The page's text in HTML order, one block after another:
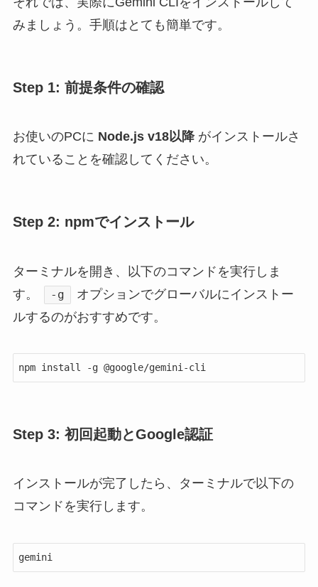
みましょう。手順はとても簡単です。
Step 1: 前提条件の確認
お使いのPCに Node.js v18以降がインストールさ
れていることを確認してください。
Step 2: npmでインストール
ターミナルを開き、以下のコマンドを実行しま
す。
-g
オプションでグローバルにインストー
ルするのがおすすめです。
npm install -g @google/gemini-cli
Step 3: 初回起動とGoogle認証
インストールが完了したら、ターミナルで以下の
コマンドを実行します。
gemini